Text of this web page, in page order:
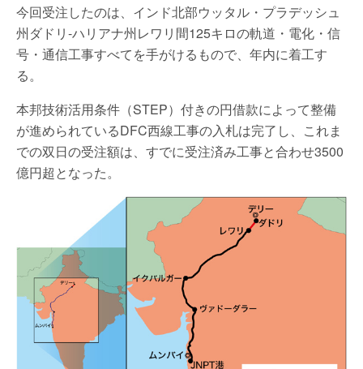
今回受注したのは、インド北部ウッタル・プラデッシュ
州ダドリ-ハリアナ州レワリ間125キロの軌道・電化・信
号・通信工事すべてを手がけるもので、年内に着工す
る。
本邦技術活用条件（STEP）付きの円借款によって整備
が進められているDFC西線工事の入札は完了し、これま
での双日の受注額は、すでに受注済み工事と合わせ3500
億円超となった。